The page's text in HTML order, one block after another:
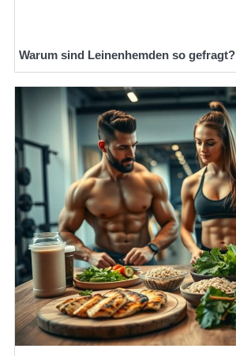
Warum sind Leinenhemden so gefragt?